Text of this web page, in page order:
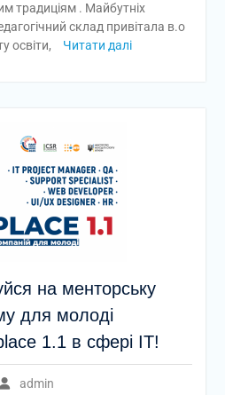
традиціям . Майбутніх
склад привітала в.о
освіти,
Читати далі
на менторську
для молоді
1.1 в сфері ІТ!
admin